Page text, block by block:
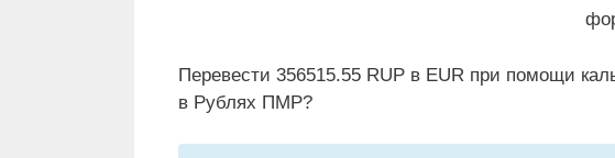
Перевести 356515.55 RUP в EUR при помощи
в Рублях ПМР?